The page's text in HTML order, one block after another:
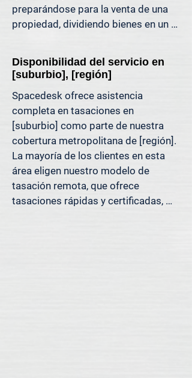
decisiones de hoy, no para los
métodos de ayer.
Porque decisiones tan importantes
como esta deben basarse en datos,
preparándose para la venta de una
propiedad, dividiendo bienes en un
capital tiene, ofrecemos tasaciones
claras y justificables que le ayudan a
evitar costosos errores y a avanzar
con confianza.
Apoyamos a propietarios, abogados,
agentes e inversionistas que confían
en valores inmobiliarios precisos
para tomar decisiones informadas y
reducir el riesgo donde más importa.
Disponibilidad del servicio en
[suburbio], [región]
Spacedesk ofrece asistencia
completa en tasaciones en
[suburbio] como parte de nuestra
cobertura metropolitana de [región].
La mayoría de los clientes en esta
área eligen nuestro modelo de
tasación remota, que ofrece
tasaciones rápidas y certificadas,